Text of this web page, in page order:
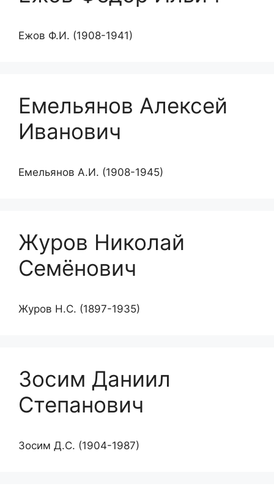
Ежов Ф.И. (1908-1941)
Емельянов Алексей
Иванович
Емельянов А.И. (1908-1945)
Журов Николай
Семёнович
Журов Н.С. (1897-1935)
Зосим Даниил
Степанович
Зосим Д.С. (1904-1987)